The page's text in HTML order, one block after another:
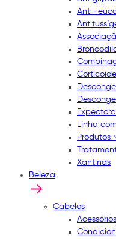
Anti-
Linha
Produtos
Xantinas
Beleza
Cabelos
Acessórios